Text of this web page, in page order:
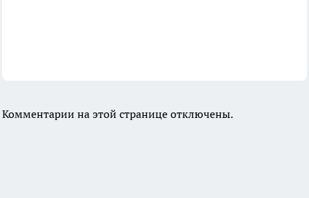
Комментарии на этой странице отключены.